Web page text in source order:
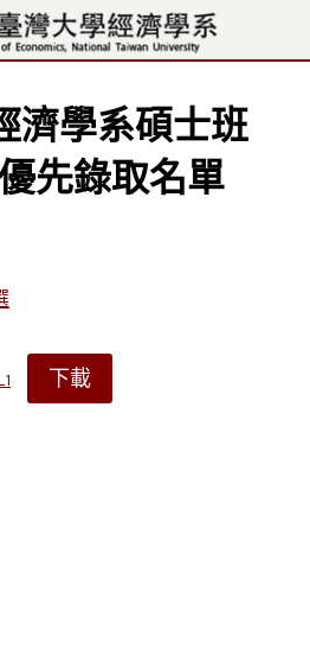
濟學系碩士班
先錄取名單
下載